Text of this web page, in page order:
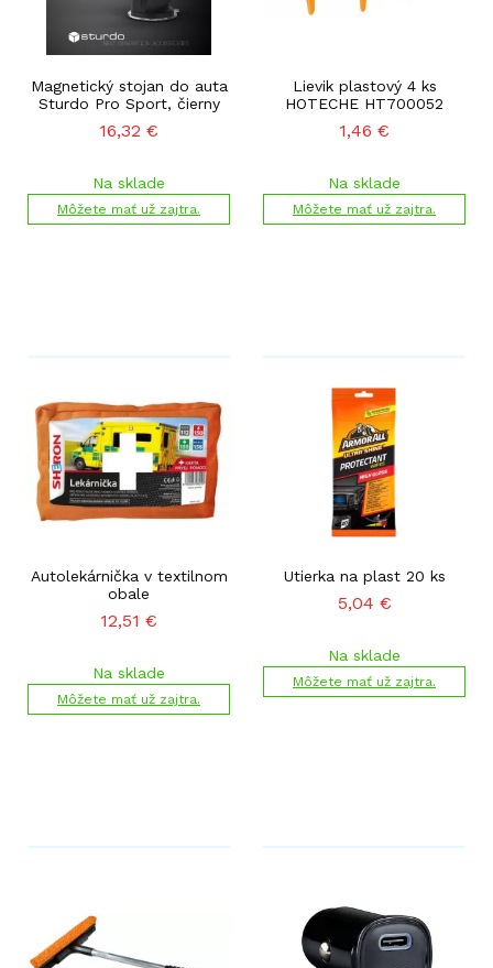
Magnetický stojan do auta
Sturdo Pro Sport, čierny
16,32 €
Na sklade
Môžete mať už zajtra.
Lievik plastový 4 ks
HOTECHE HT700052
1,46 €
Na sklade
Môžete mať už zajtra.
Autolekárnička v textilnom
obale
12,51 €
Na sklade
Môžete mať už zajtra.
Utierka na plast 20 ks
5,04 €
Na sklade
Môžete mať už zajtra.